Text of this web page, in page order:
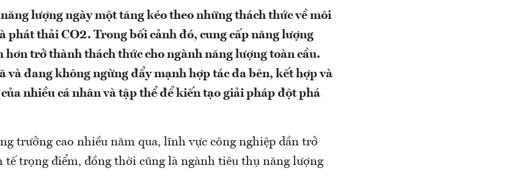
lượng ngày một tăng kéo theo những thách thức về môi
phát thải CO2. Trong bối cảnh đó, cung cấp năng lượng
hơn trở thành thách thức cho ngành năng lượng toàn cầu.
và đang không ngừng đẩy mạnh hợp tác đa bên, kết hợp và
nhiều cá nhân và tập thể để kiến tạo giải pháp đột phá
trưởng cao nhiều năm qua, lĩnh vực công nghiệp dần trở
trọng điểm, đồng thời cũng là ngành tiêu thụ năng lượng